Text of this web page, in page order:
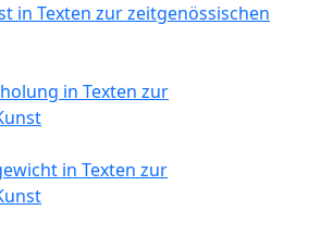
in Texten zur zeitgenössischen
in Texten zur
in Texten zur